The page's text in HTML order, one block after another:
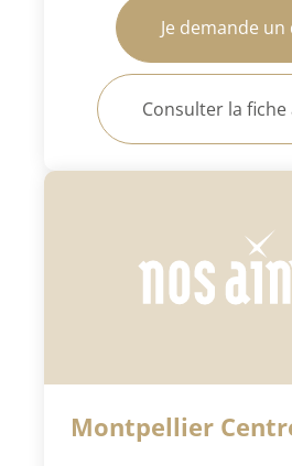
Je demande un
Consulter la fiche
Montpellier